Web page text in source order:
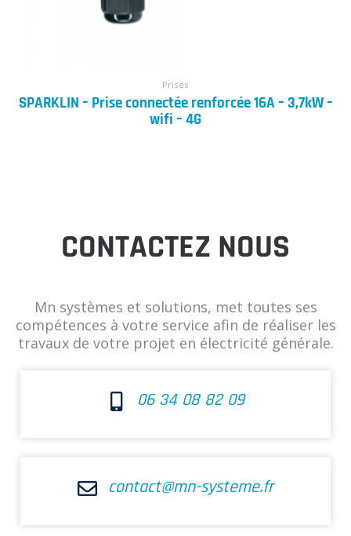
Prises
SPARKLIN – Prise connectée renforcée 16A – 3,7kW –
wifi – 4G
CONTACTEZ NOUS
Mn systèmes et solutions, met toutes ses
compétences à votre service afin de réaliser les
travaux de votre projet en électricité générale.
06 34 08 82 09
contact@mn-systeme.fr